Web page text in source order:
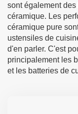
sont également
céramique. Les
céramique pure
ustensiles de
d'en parler. C'est
principalement les
et les batteries de